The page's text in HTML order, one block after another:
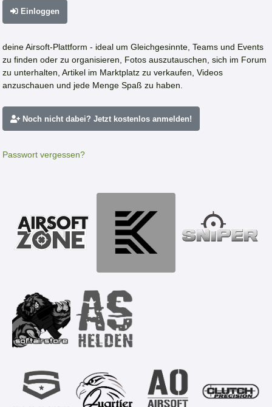
Einloggen
deine Airsoft-Plattform - ideal um Gleichgesinnte, Teams und Events
zu finden oder zu organisieren, Fotos auszutauschen, sich im Forum
zu unterhalten, Artikel im Marktplatz zu verkaufen, Videos
anzuschauen und jede Menge Spaß zu haben.
Noch nicht dabei? Jetzt kostenlos anmelden!
Passwort vergessen?